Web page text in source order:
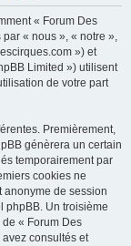
« Forum Des
« nous », « notre »,
») et
Limited ») utilisent
de votre part
Premièrement,
génèrera un certain
temporairement par
cookies ne
anonyme de session
phpBB. Un troisième
« Forum Des
consultés et